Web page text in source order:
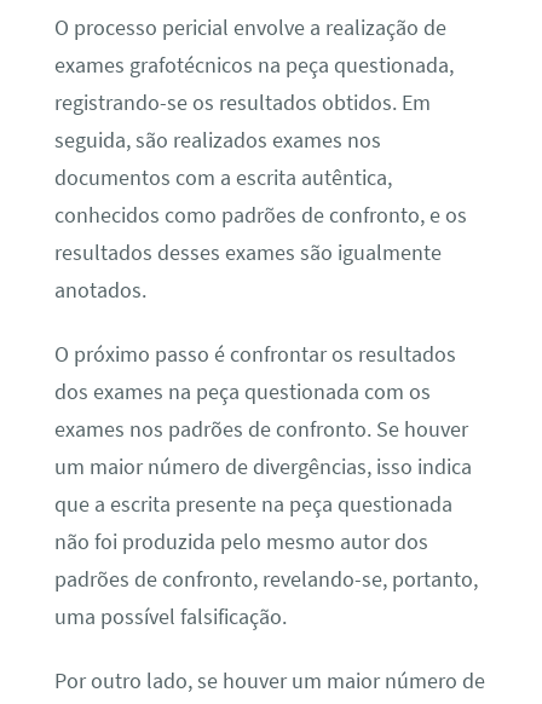
O processo pericial envolve a realização de
exames grafotécnicos na peça questionada,
registrando-se os resultados obtidos. Em
seguida, são realizados exames nos
documentos com a escrita autêntica,
conhecidos como padrões de confronto, e os
resultados desses exames são igualmente
anotados.
O próximo passo é confrontar os resultados
dos exames na peça questionada com os
exames nos padrões de confronto. Se houver
um maior número de divergências, isso indica
que a escrita presente na peça questionada
não foi produzida pelo mesmo autor dos
padrões de confronto, revelando-se, portanto,
uma possível falsificação.
Por outro lado, se houver um maior número de